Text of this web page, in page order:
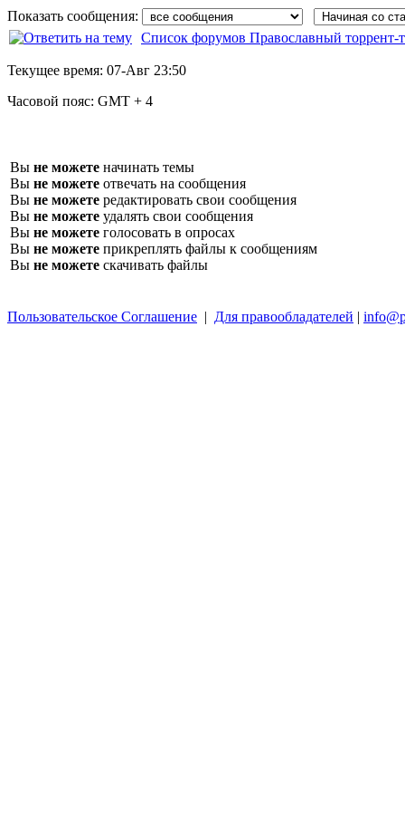
Показать сообщения:
Список форумов Православный торрент-
Текущее время: 07-Авг 23:50
Часовой пояс: GMT + 4
Вы не можете начинать темы
Вы не можете отвечать на сообщения
Вы не можете редактировать свои сообщения
Вы не можете удалять свои сообщения
Вы не можете голосовать в опросах
Вы не можете прикреплять файлы к сообщениям
Вы не можете скачивать файлы
Пользовательское Соглашение | Для правообладателей |